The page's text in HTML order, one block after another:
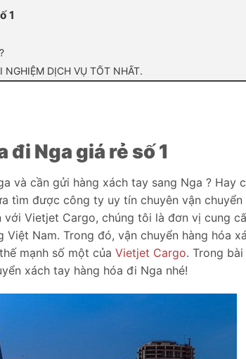
1
NGHIỆM DỊCH VỤ TỐT NHẤT.
Nga giá rẻ số 1
và cần gửi hàng xách tay sang Nga ? Hay
tìm được công ty uy tín chuyên vận chuyển
với Vietjet Cargo, chúng tôi là đơn vị cung
Nam. Trong đó, vận chuyển hàng hóa
mạnh số một của Vietjet Cargo. Trong bài
xách tay hàng hóa đi Nga nhé!